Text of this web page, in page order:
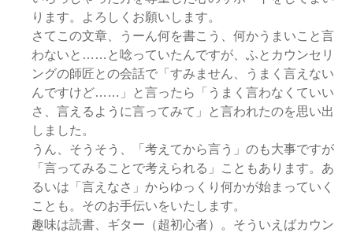
ります。よろしくお願いします。
さてこの文章、うーん何を書こう、何かうまいこと言
わないと……と唸っていたんですが、ふとカウンセリ
ングの師匠との会話で「すみません、うまく言えない
んですけど……」と言ったら「うまく言わなくていい
さ、言えるように言ってみて」と言われたのを思い出
しました。
うん、そうそう、「考えてから言う」のも大事ですが
「言ってみることで考えられる」こともあります。あ
るいは「言えなさ」からゆっくり何かが始まっていく
ことも。そのお手伝いをいたします。
趣味は読書、ギター（超初心者）。そういえばカウン